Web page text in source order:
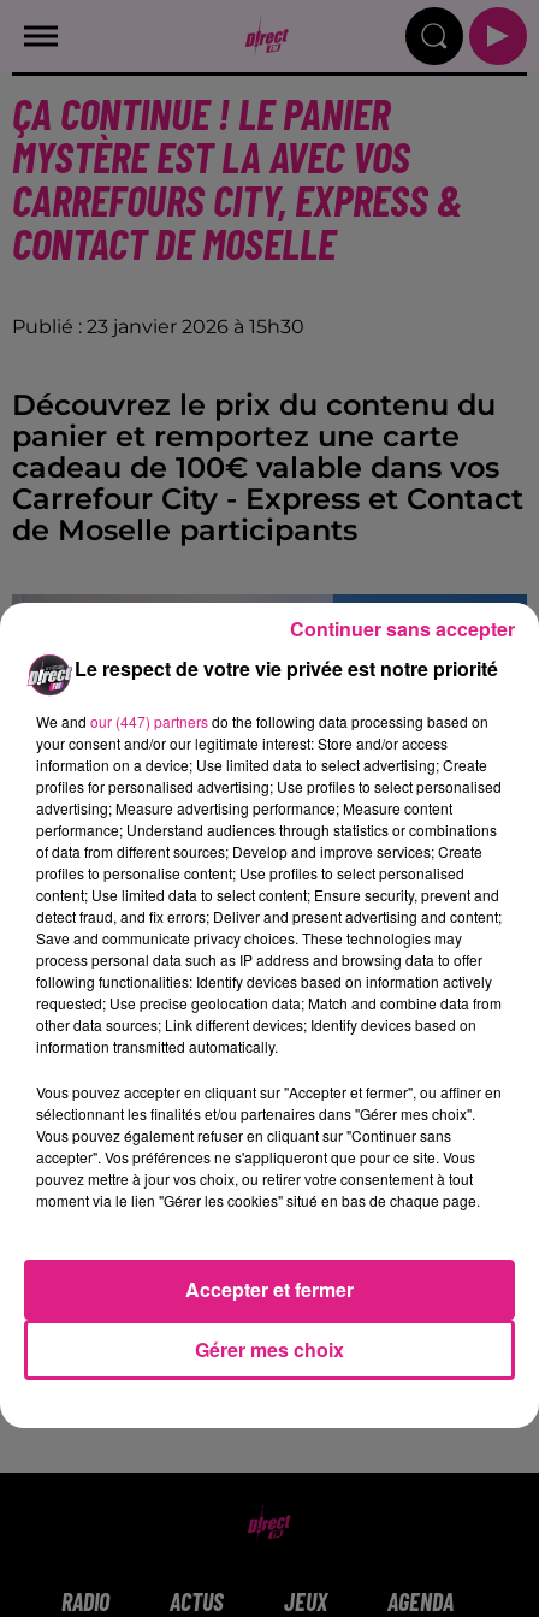
ÇA CONTINUE ! LE PANIER
MYSTÈRE EST LA AVEC VOS
CARREFOURS CITY, EXPRESS &
CONTACT DE MOSELLE
Publié : 23 janvier 2026 à 15h30
Découvrez le prix du contenu du
panier et remportez une carte
cadeau de 100€ valable dans vos
Carrefour City - Express et Contact
de Moselle participants
Crédit :CARREFOUR VERNY
Le jeu continue !
Pour cette année 2026, D!RECT FM vous fait
gagner toutes les semaines une carte
Express et Contact de Moselle participants !
Pour tenter de gagner, remplissez le
formulaire ci dessous avec le prix exact du
contenu du panier ! vous avez jusqu'à
Cette semaine le panier est proposé par votre
Carrefour Contact de Verny.
Le jeu est terminé
RADIO ACTUS JEUX AGENDA
Le respect de votre vie privée est notre priorité
We and our (447) partnersdo the following data processing based on
your consent and/or our legitimate interest: Store and/or access
information on a device; Use limited data to select advertising; Create
profiles for personalised advertising; Use profiles to select personalised
advertising; Measure advertising performance; Measure content
performance; Understand audiences through statistics or combinations
of data from different sources; Develop and improve services; Create
profiles to personalise content; Use profiles to select personalised
content; Use limited data to select content; Ensure security, prevent and
detect fraud, and fix errors; Deliver and present advertising and content;
Save and communicate privacy choices. These technologies may
process personal data such as IP address and browsing data to offer
following functionalities: Identify devices based on information actively
requested; Use precise geolocation data; Match and combine data from
other data sources; Link different devices; Identify devices based on
information transmitted automatically.
Vous pouvez accepter en cliquant sur "Accepter et fermer", ou affiner en
sélectionnant les finalités et/ou partenaires dans "Gérer mes choix".
Vous pouvez également refuser en cliquant sur "Continuer sans
accepter". Vos préférences ne s'appliqueront que pour ce site. Vous
pouvez mettre à jour vos choix, ou retirer votre consentement à tout
moment via le lien "Gérer les cookies" situé en bas de chaque page.
Gérer mes choix
Accepter et fermer
Continuer sans accepter